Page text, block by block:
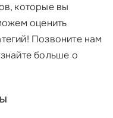
которые вы
оценить
Позвоните нам
больше о